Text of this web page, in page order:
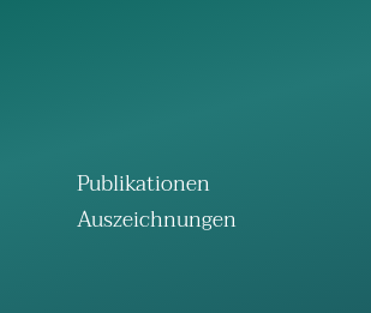
Publikationen
Auszeichnungen